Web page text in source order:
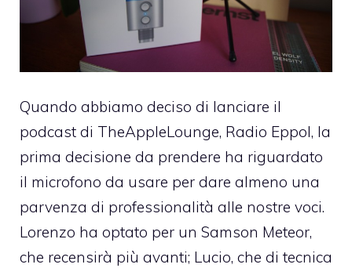
Quando abbiamo deciso di lanciare il
podcast di TheAppleLounge, Radio Eppol, la
prima decisione da prendere ha riguardato
il microfono da usare per dare almeno una
parvenza di professionalità alle nostre voci.
Lorenzo ha optato per un Samson Meteor,
che recensirà più avanti; Lucio, che di tecnica